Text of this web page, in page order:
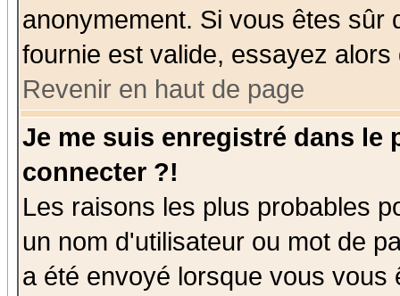
anonymement. Si vous êtes sûr
fournie est valide, essayez
Revenir en haut de page
Je me suis enregistré dans le
connecter ?!
Les raisons les plus probables
un nom d'utilisateur ou mot de
a été envoyé lorsque vous